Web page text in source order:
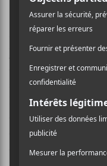
Cette année, du
Rau_Ze, mettant en
et le pianiste Félix
sélection
Fondation SOCAN,
canadienne
carrière fulgurant
critique paru en